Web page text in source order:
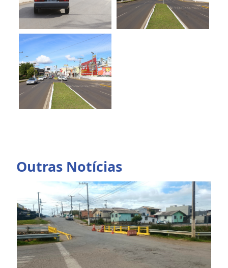
Outras Notícias